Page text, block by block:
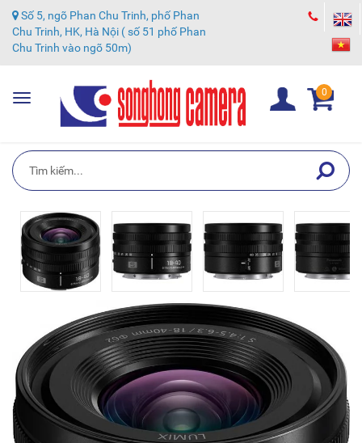
Số 5, ngõ Phan Chu Trinh, phố Phan
Chu Trinh, HK, Hà Nội ( số 51 phố Phan
Chu Trinh vào ngõ 50m)
Toggle
navigation
0